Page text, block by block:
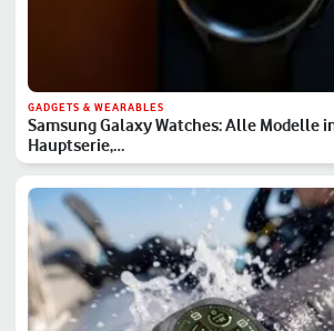
GADGETS & WEARABLES
Samsung Galaxy Watches: Alle Modelle
Hauptserie,…